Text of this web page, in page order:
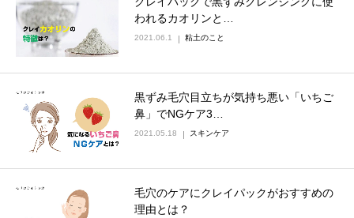
われるカオリンと…
2021.06.1 粘土のこと
黒ずみ毛穴目立ちが気持ち悪い「いちご
鼻」でNGケア3…
2021.05.18 スキンケア
毛穴のケアにクレイパックがおすすめの
理由とは？